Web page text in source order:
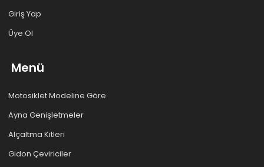
Giriş Yap
Üye Ol
Menü
Motosiklet Modeline Göre
Ayna Genişletmeler
Alçaltma Kitleri
Gidon Çeviriciler